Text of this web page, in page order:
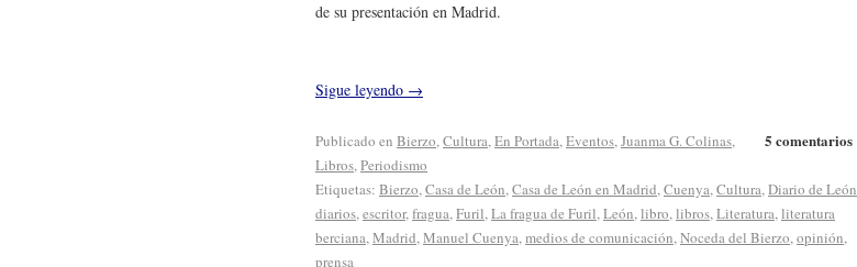
de su presentación en Madrid.
Sigue leyendo →
5 comentarios
Publicado en Bierzo,Cultura,En Portada,Eventos,Juanma G. Colinas,
Libros,Periodismo
Etiquetas: Bierzo,Casa de León,Casa de León en Madrid,Cuenya,Cultura,Diario de León
diarios,escritor,fragua,Furil,La fragua de Furil,León,libro,libros,Literatura,literatura
berciana,Madrid,Manuel Cuenya,medios de comunicación,Noceda del Bierzo,opinión,
prensa